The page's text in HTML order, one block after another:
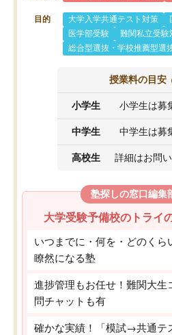
目的 大学入学共通テスト対策
医学部受験
難関私立受験
総合型選抜・学校推薦型選
授業料の目安
小学生 小学生は募
中学生 中学生は募
高校生 詳細はお問
塾探しの窓口編集
大学受験予備校のトライ
いつまでに・何を・どのくら
瞭然になる塾
進捗管理もお任せ！難関大生
問チャットも有
確かな実績！「模試→共通テ